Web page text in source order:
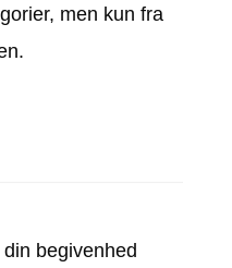
men kun fra
begivenhed